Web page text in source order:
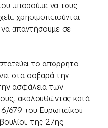
μπορούμε να τους
χρησιμοποιούνται
απαντήσουμε σε
το απόρρητο
στα σοβαρά την
ασφάλεια των
ακολουθώντας κατά
679 του Ευρωπαϊκού
της 27ης